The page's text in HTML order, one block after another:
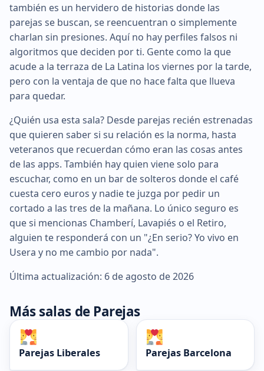
también es un hervidero de historias donde las
parejas se buscan, se reencuentran o simplemente
charlan sin presiones. Aquí no hay perfiles falsos ni
algoritmos que deciden por ti. Gente como la que
acude a la terraza de La Latina los viernes por la tarde,
pero con la ventaja de que no hace falta que llueva
para quedar.
¿Quién usa esta sala? Desde parejas recién estrenadas
que quieren saber si su relación es la norma, hasta
veteranos que recuerdan cómo eran las cosas antes
de las apps. También hay quien viene solo para
escuchar, como en un bar de solteros donde el café
cuesta cero euros y nadie te juzga por pedir un
cortado a las tres de la mañana. Lo único seguro es
que si mencionas Chamberí, Lavapiés o el Retiro,
alguien te responderá con un "¿En serio? Yo vivo en
Usera y no me cambio por nada".
Última actualización: 6 de agosto de 2026
Más salas de Parejas
Parejas Liberales Parejas Barcelona